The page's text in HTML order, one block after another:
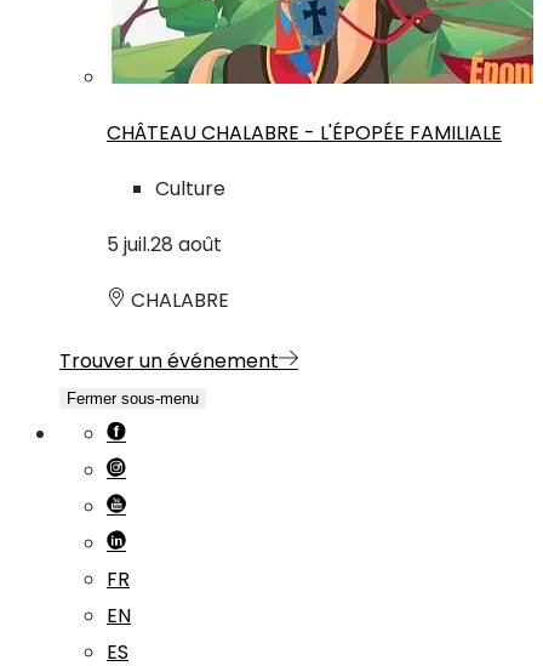
CHÂTEAU CHALABRE - L'ÉPOPÉE FAMILIALE
Culture
5 juil.28 août
CHALABRE
Trouver un événement
Fermer sous-menu
FR
EN
ES